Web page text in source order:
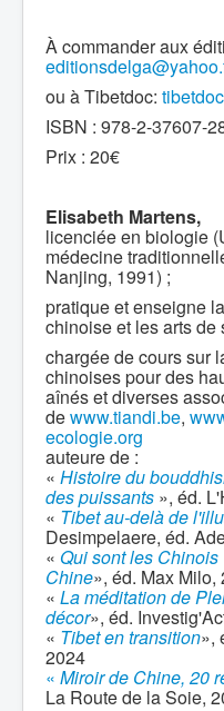
À commander aux
ou à Tibetdoc:
ISBN : 978-2-37607-
Prix : 20€
Elisabeth Martens,
licenciée en biologie
médecine
Nanjing, 1991) ;
pratique et enseigne
chinoise et les arts de
chargée de cours sur
chinoises pour des
aînés et diverses
dewww.tiandi.be,
ecologie.org
auteure de :
« Histoire du
des puissants », éd.
« Tibet au-delà de
Desimpelaere, éd.
« Qui sont les
Chine», éd. Max Milo,
« La méditation de
décor», éd.
« Tibet en transition»,
2024
« Miroir de Chine, 20
La Route de la Soie,